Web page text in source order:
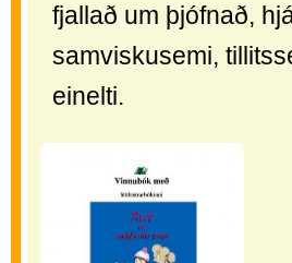
fjallað um þjófnað,
samviskusemi,
einelti.